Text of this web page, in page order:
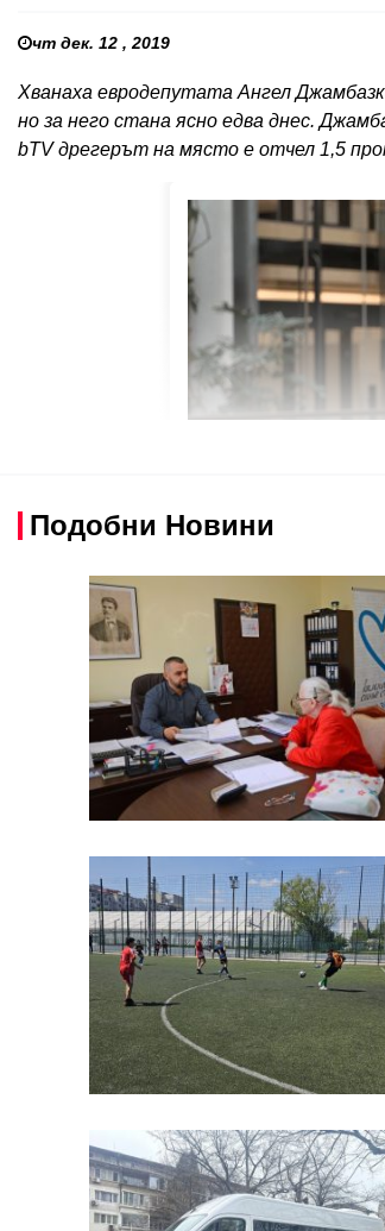
чт дек. 12 , 2019
Хванаха евродепутата Ангел
но за него стана ясно едва днес.
bTV дрегерът на място е отчел 1,5
Подобни Новини